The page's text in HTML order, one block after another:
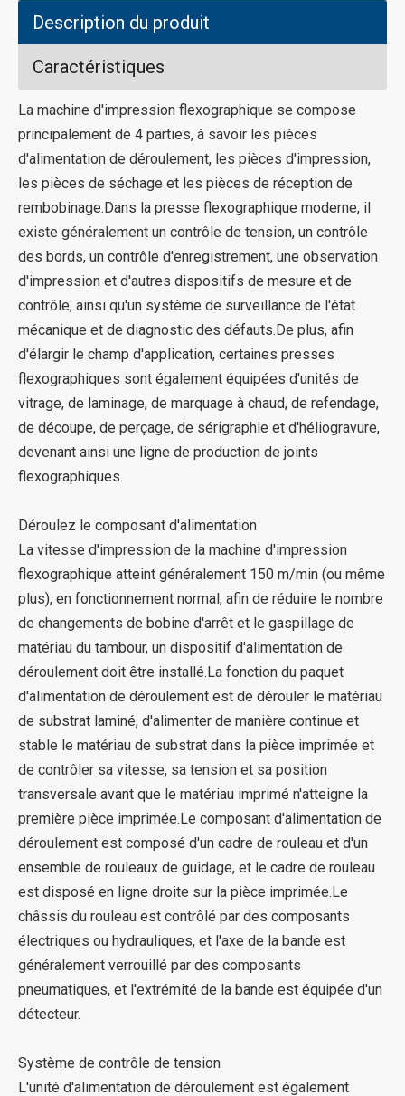
Description du produit
Caractéristiques
La machine d'impression flexographique se compose
principalement de 4 parties, à savoir les pièces
d'alimentation de déroulement, les pièces d'impression,
les pièces de séchage et les pièces de réception de
rembobinage.Dans la presse flexographique moderne, il
existe généralement un contrôle de tension, un contrôle
des bords, un contrôle d'enregistrement, une observation
d'impression et d'autres dispositifs de mesure et de
contrôle, ainsi qu'un système de surveillance de l'état
mécanique et de diagnostic des défauts.De plus, afin
d'élargir le champ d'application, certaines presses
flexographiques sont également équipées d'unités de
vitrage, de laminage, de marquage à chaud, de refendage,
de découpe, de perçage, de sérigraphie et d'héliogravure,
devenant ainsi une ligne de production de joints
flexographiques.
Déroulez le composant d'alimentation
La vitesse d'impression de la machine d'impression
flexographique atteint généralement 150 m/min (ou même
plus), en fonctionnement normal, afin de réduire le nombre
de changements de bobine d'arrêt et le gaspillage de
matériau du tambour, un dispositif d'alimentation de
déroulement doit être installé.La fonction du paquet
d'alimentation de déroulement est de dérouler le matériau
de substrat laminé, d'alimenter de manière continue et
stable le matériau de substrat dans la pièce imprimée et
de contrôler sa vitesse, sa tension et sa position
transversale avant que le matériau imprimé n'atteigne la
première pièce imprimée.Le composant d'alimentation de
déroulement est composé d'un cadre de rouleau et d'un
ensemble de rouleaux de guidage, et le cadre de rouleau
est disposé en ligne droite sur la pièce imprimée.Le
châssis du rouleau est contrôlé par des composants
électriques ou hydrauliques, et l'axe de la bande est
généralement verrouillé par des composants
pneumatiques, et l'extrémité de la bande est équipée d'un
détecteur.
Système de contrôle de tension
L'unité d'alimentation de déroulement est également